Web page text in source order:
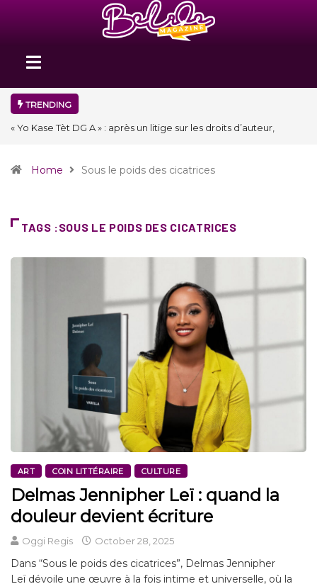
TRENDING
« Floraison » : la Division D de Toastmasters International en Haïti
Home Sous le poids des cicatrices
TAGS :SOUS LE POIDS DES CICATRICES
ART COIN LITTÉRAIRE CULTURE
Delmas Jennipher Leï : quand la
douleur devient écriture
Oggi Regis October 28, 2025
Dans “Sous le poids des cicatrices”, Delmas Jennipher
Leï dévoile une œuvre à la fois intime et universelle, où la